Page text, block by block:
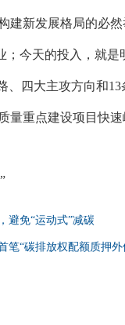
建新发展格局的必然
今天的投入，就是
、四大主攻方向和
量重点建设项目快
避免“运动式”减碳
笔“碳排放权配额质押外